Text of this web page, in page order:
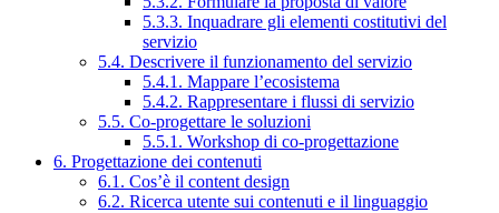
5.3.3. Inquadrare gli elementi costitutivi del
servizio
5.4. Descrivere il funzionamento del servizio
5.4.1. Mappare l’ecosistema
5.4.2. Rappresentare i flussi di servizio
5.5. Co-progettare le soluzioni
5.5.1. Workshop di co-progettazione
6. Progettazione dei contenuti
6.1. Cos’è il content design
6.2. Ricerca utente sui contenuti e il linguaggio